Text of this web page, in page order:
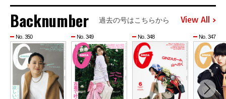
Backnumber 過去の号はこちらから View All
No. 350 No. 349 No. 348 No. 347